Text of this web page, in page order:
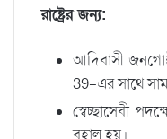
রাষ্ট্রের জন্য:
আদিবাসী
39-এর সাথে
স্বেচ্ছাসেবী